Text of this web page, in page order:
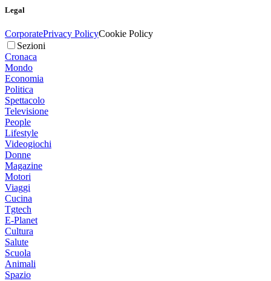
Legal
CorporatePrivacy PolicyCookie Policy
Sezioni
Cronaca
Mondo
Economia
Politica
Spettacolo
Televisione
People
Lifestyle
Videogiochi
Donne
Magazine
Motori
Viaggi
Cucina
Tgtech
E-Planet
Cultura
Salute
Scuola
Animali
Spazio